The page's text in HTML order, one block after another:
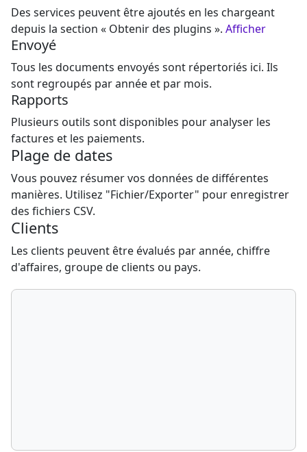
Des services peuvent être ajoutés en les chargeant
depuis la section « Obtenir des plugins ». Afficher
Envoyé
Tous les documents envoyés sont répertoriés ici. Ils
sont regroupés par année et par mois.
Rapports
Plusieurs outils sont disponibles pour analyser les
factures et les paiements.
Plage de dates
Vous pouvez résumer vos données de différentes
manières. Utilisez "Fichier/Exporter" pour enregistrer
des fichiers CSV.
Clients
Les clients peuvent être évalués par année, chiffre
d'affaires, groupe de clients ou pays.